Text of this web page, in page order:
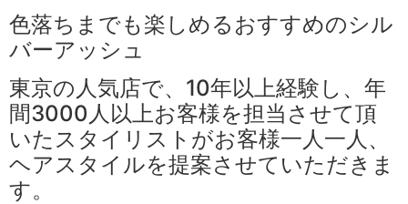
色落ちまでも楽しめるおすすめのシル
バーアッシュ
東京の人気店で、10年以上経験し、年
間3000人以上お客様を担当させて頂
いたスタイリストがお客様一人一人、
ヘアスタイルを提案させていただきま
す。